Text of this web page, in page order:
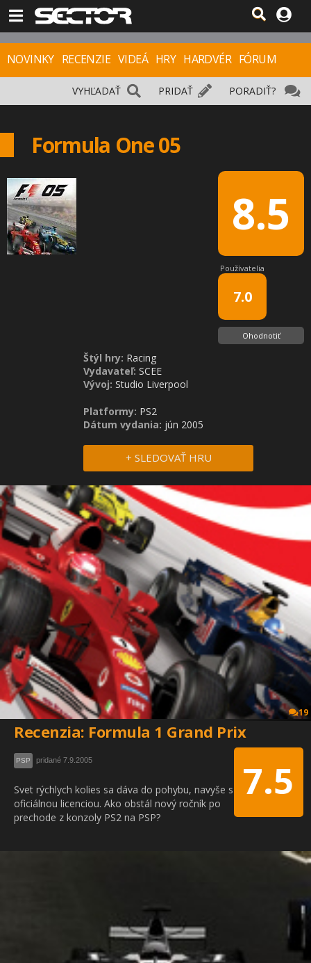
NOVINKY RECENZIE VIDEÁ HRY HARDVÉR FÓRUM
PORADIŤ?
PRIDAŤ
VYHĽADAŤ
Formula One 05
8.5
Používatelia
7.0
Ohodnotiť
Štýl hry: Racing
Vydavateľ: SCEE
Vývoj: Studio Liverpool
Platformy: PS2
Dátum vydania: jún 2005
+ SLEDOVAŤ HRU
19
Recenzia: Formula 1 Grand Prix
7.5
PSP pridané 7.9.2005
Svet rýchlych kolies sa dáva do pohybu, navyše s
oficiálnou licenciou. Ako obstál nový ročník po
prechode z konzoly PS2 na PSP?